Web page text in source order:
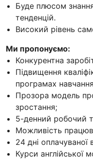
Буде плюсом
тенденцій.
Високий рівень
Ми пропонуємо:
Конкурентна
Підвищення
програмах
Прозора модель
зростання;
5-денний робочий
Можливість
24 дні оплачуваної
Курси англійської